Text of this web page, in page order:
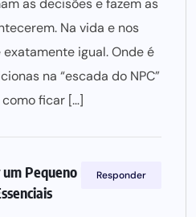
as decisões e fazem as
Na vida e nos
exatamente igual. Onde é
na “escada do NPC”
ficar […]
Pequeno Negócio em
Responder